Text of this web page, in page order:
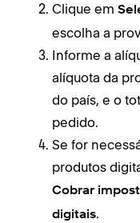
Clique em
escolha a
Informe a
alíquota da
do país, e o
pedido.
Se for
produtos
Cobrar
digitais.